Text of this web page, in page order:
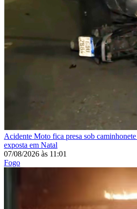
Acidente Moto fica presa sob
exposta em Natal
07/08/2026 às 11:01
Fogo